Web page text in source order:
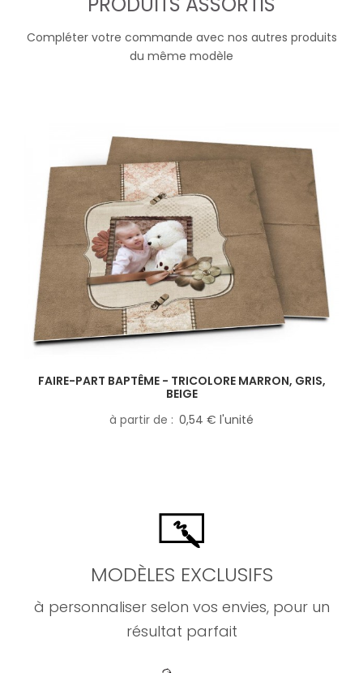
Compléter votre commande avec nos autres produits
du même modèle
FAIRE-PART BAPTÊME - TRICOLORE MARRON, GRIS,
BEIGE
à partir de
0,54 € l'unité
MODÈLES EXCLUSIFS
à personnaliser selon vos envies, pour un
résultat parfait